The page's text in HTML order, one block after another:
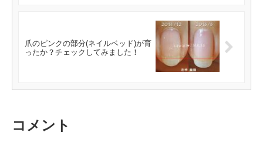
爪のピンクの部分(ネイルベッド)が育
ったか？チェックしてみました！
コメント